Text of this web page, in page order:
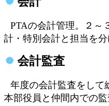
PTAの会計管理。２～
計・特別会計と担当を
会計監査
年度の会計監査をして
本部役員と仲間内での